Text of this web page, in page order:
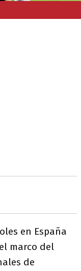
en España
marco del
de